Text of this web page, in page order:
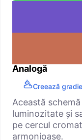
Analogă
Creează
Această
luminozitate și
pe cercul
armonioase.